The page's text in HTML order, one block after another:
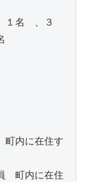
名　、３
在住す
に在住